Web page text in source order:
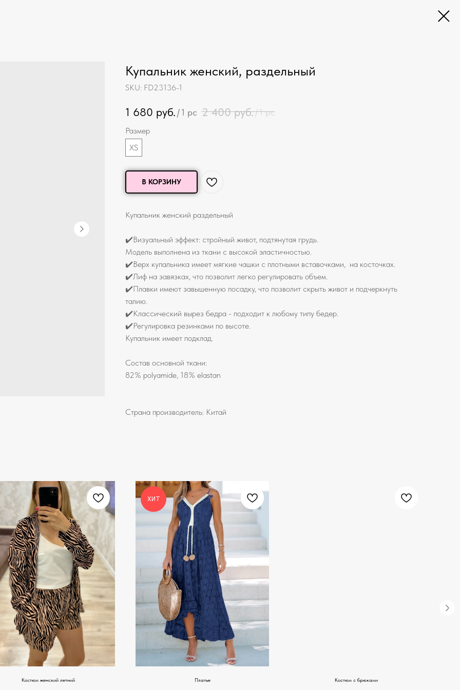
Купальник женский, раздельный
SKU: FD23136-1
1 680 руб. /1 pc 2 400 руб./1 pc
Размер
XS
В КОРЗИНУ
Купальник женский раздельный
✔️Визуальный эффект: стройный живот, подтянутая грудь.
Модель выполнена из ткани с высокой эластичностью.
✔️Верх купальника имеет мягкие чашки с плотными вставочками, на косточках.
✔️Лиф на завязках, что позволит легко регулировать объем.
✔️Плавки имеют завышенную посадку, что позволит скрыть живот и подчеркнуть
талию.
✔️Классический вырез бедра - подходит к любому типу бедер.
✔️Регулировка резинками по высоте.
Купальник имеет подклад.
Состав основной ткани:
82% polyamide, 18% elastan
Страна производитель: Китай
Костюм женский летний
ХИТ
Платье Костюм с брюками